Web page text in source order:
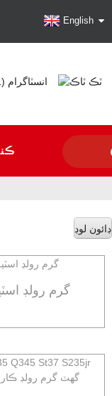
English
ڊائون لوڊ
گرم رولڊ